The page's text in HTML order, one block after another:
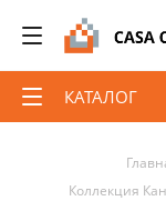
КАТАЛОГ
Коллекция